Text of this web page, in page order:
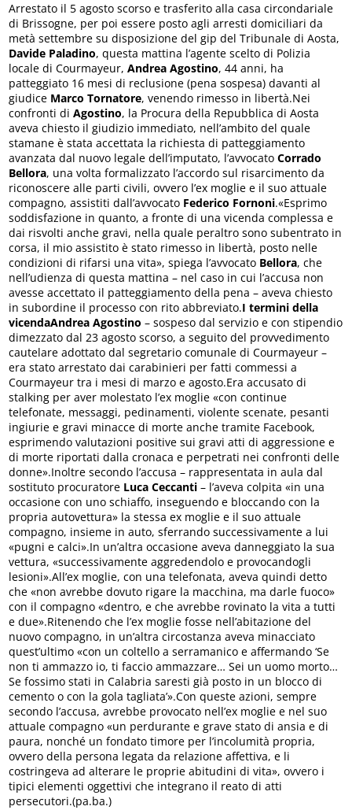
Arrestato il 5 agosto scorso e trasferito alla casa circondariale
di Brissogne, per poi essere posto agli arresti domiciliari da
metà settembre su disposizione del gip del Tribunale di Aosta,
Davide Paladino, questa mattina l’agente scelto di Polizia
locale di Courmayeur,Andrea Agostino, 44 anni, ha
patteggiato 16 mesi di reclusione (pena sospesa) davanti al
giudice Marco Tornatore, venendo rimesso in libertà.Nei
confronti diAgostino, la Procura della Repubblica di Aosta
aveva chiesto il giudizio immediato, nell’ambito del quale
stamane è stata accettata la richiesta di patteggiamento
avanzata dal nuovo legale dell’imputato, l’avvocatoCorrado
Bellora, una volta formalizzato l’accordo sul risarcimento da
riconoscere alle parti civili, ovvero l’ex moglie e il suo attuale
compagno, assistiti dall’avvocato Federico Fornoni.«Esprimo
soddisfazione in quanto, a fronte di una vicenda complessa e
dai risvolti anche gravi, nella quale peraltro sono subentrato in
corsa, il mio assistito è stato rimesso in libertà, posto nelle
condizioni di rifarsi una vita», spiega l’avvocato Bellora, che
nell’udienza di questa mattina – nel caso in cui l’accusa non
avesse accettato il patteggiamento della pena – aveva chiesto
in subordine il processo con rito abbreviato.I termini della
vicendaAndrea Agostino – sospeso dal servizio e con stipendio
dimezzato dal 23 agosto scorso, a seguito del provvedimento
cautelare adottato dal segretario comunale di Courmayeur –
era stato arrestato dai carabinieri per fatti commessi a
Courmayeur tra i mesi di marzo e agosto.Era accusato di
stalking per aver molestato l’ex moglie «con continue
telefonate, messaggi, pedinamenti, violente scenate, pesanti
ingiurie e gravi minacce di morte anche tramite Facebook,
esprimendo valutazioni positive sui gravi atti di aggressione e
di morte riportati dalla cronaca e perpetrati nei confronti delle
donne».Inoltre secondo l’accusa – rappresentata in aula dal
sostituto procuratore Luca Ceccanti – l’aveva colpita «in una
occasione con uno schiaffo, inseguendo e bloccando con la
propria autovettura» la stessa ex moglie e il suo attuale
compagno, insieme in auto, sferrando successivamente a lui
«pugni e calci».In un’altra occasione aveva danneggiato la sua
vettura, «successivamente aggredendolo e provocandogli
lesioni».All’ex moglie, con una telefonata, aveva quindi detto
che «non avrebbe dovuto rigare la macchina, ma darle fuoco»
con il compagno «dentro, e che avrebbe rovinato la vita a tutti
e due».Ritenendo che l’ex moglie fosse nell’abitazione del
nuovo compagno, in un’altra circostanza aveva minacciato
quest’ultimo «con un coltello a serramanico e affermando ‘Se
non ti ammazzo io, ti faccio ammazzare… Sei un uomo morto…
Se fossimo stati in Calabria saresti già posto in un blocco di
cemento o con la gola tagliata’».Con queste azioni, sempre
secondo l’accusa, avrebbe provocato nell’ex moglie e nel suo
attuale compagno «un perdurante e grave stato di ansia e di
paura, nonché un fondato timore per l’incolumità propria,
ovvero della persona legata da relazione affettiva, e li
costringeva ad alterare le proprie abitudini di vita», ovvero i
tipici elementi oggettivi che integrano il reato di atti
persecutori.(pa.ba.)